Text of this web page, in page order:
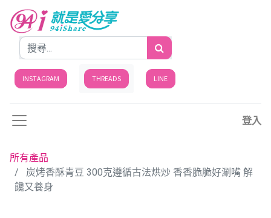
登入
INSTAGRAM THREADS LINE
所有產品
炭烤香酥青豆 300克遵循古法烘炒 香香脆脆好涮嘴 解
饞又養身